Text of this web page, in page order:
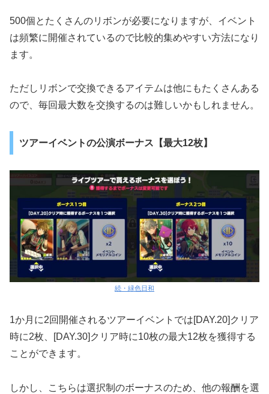
500個とたくさんのリボンが必要になりますが、イベント
は頻繁に開催されているので比較的集めやすい方法になり
ます。
ただしリボンで交換できるアイテムは他にもたくさんある
ので、毎回最大数を交換するのは難しいかもしれません。
ツアーイベントの公演ボーナス【最大12枚】
続・緑色日和
1か月に2回開催されるツアーイベントでは[DAY.20]クリア
時に2枚、[DAY.30]クリア時に10枚の最大12枚を獲得する
ことができます。
しかし、こちらは選択制のボーナスのため、他の報酬を選